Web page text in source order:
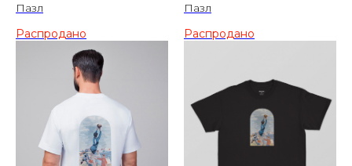
Пазл Пазл